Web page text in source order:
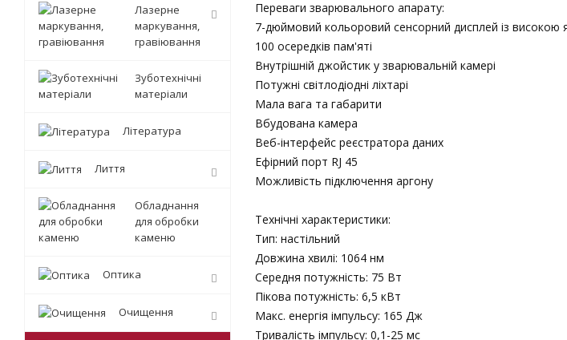
Переваги зварювального апарату:
7-дюймовий кольоровий сенсорний дисплей із високою
100 осередків пам'яті
Внутрішній джойстик у зварювальній камері
Потужні світлодіодні ліхтарі
Мала вага та габарити
Вбудована камера
Веб-інтерфейс реєстратора даних
Ефірний порт RJ 45
Можливість підключення аргону
Технічні характеристики:
Тип: настільний
Довжина хвилі: 1064 нм
Середня потужність: 75 Вт
Пікова потужність: 6,5 кВт
Макс. енергія імпульсу: 165 Дж
Тривалість імпульсу: 0,1-25 мс
Лазерне
маркування,
гравіювання
Зуботехнічні
матеріали
Література
Лиття
Обладнання
для обробки
каменю
Оптика
Очищення